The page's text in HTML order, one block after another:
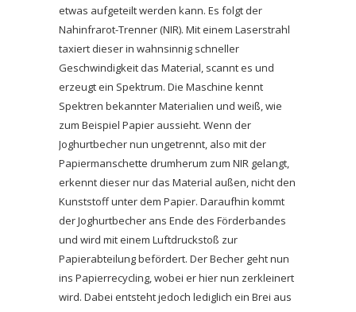
etwas aufgeteilt werden kann. Es folgt der
Nahinfrarot-Trenner (NIR). Mit einem Laserstrahl
taxiert dieser in wahnsinnig schneller
Geschwindigkeit das Material, scannt es und
erzeugt ein Spektrum. Die Maschine kennt
Spektren bekannter Materialien und weiß, wie
zum Beispiel Papier aussieht. Wenn der
Joghurtbecher nun ungetrennt, also mit der
Papiermanschette drumherum zum NIR gelangt,
erkennt dieser nur das Material außen, nicht den
Kunststoff unter dem Papier. Daraufhin kommt
der Joghurtbecher ans Ende des Förderbandes
und wird mit einem Luftdruckstoß zur
Papierabteilung befördert. Der Becher geht nun
ins Papierrecycling, wobei er hier nun zerkleinert
wird. Dabei entsteht jedoch lediglich ein Brei aus